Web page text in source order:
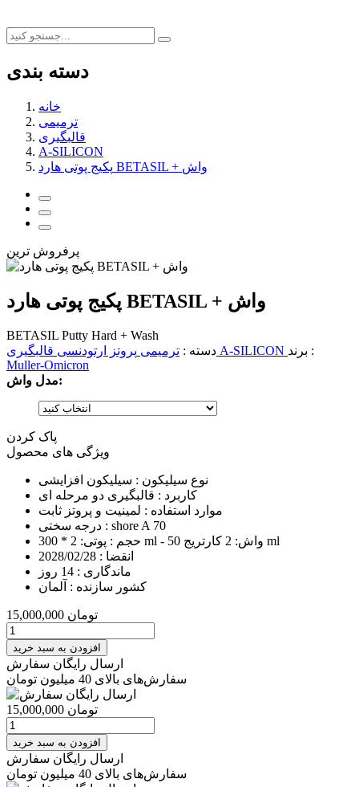
دسته بندی
خانه
ترمیمی
قالبگیری
A-SILICON
پکیج پوتی هارد BETASIL + واش
پرفروش ترین
پکیج پوتی هارد BETASIL + واش
BETASIL Putty Hard + Wash
دسته : ترمیمی پروتز ارتودنسی A-SILICON
برند :
Muller-Omicron
مدل واش:
پاک کردن
ویژگی های محصول
نوع سیلیکون : سیلیکون افزایشی
کاربرد : قالبگیری دو مرحله ای
موارد استفاده : لمینیت و پروتز ثابت
درجه سختی : shore A 70
حجم :
پوتی: 2 * 300 ml - واش: 2 کارتریج 50 ml
انقضا : 2028/02/28
ماندگاری : 14 روز
کشور سازنده : آلمان
15,000,000 تومان
افزودن به سبد خرید
ارسال رایگان سفارش
سفارش‌های بالای 40 میلیون تومان
15,000,000 تومان
افزودن به سبد خرید
ارسال رایگان سفارش
سفارش‌های بالای 40 میلیون تومان